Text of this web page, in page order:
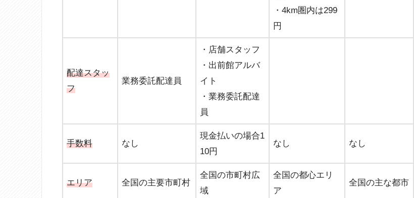
・4km圏内は299
円
配達スタッ
フ
業務委託配達員
・店舗スタッフ
・出前館アルバ
イト
・業務委託配達
員
手数料 なし
現金払いの場合1
10円
なし なし
エリア 全国の主要市町村
全国の市町村広
域
全国の都心エリ
ア
全国の主な都市